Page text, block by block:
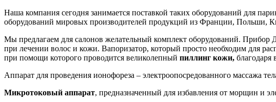
Наша компания сегодня занимается поставкой таких оборудований для
оборудований мировых производителей продукций из Франции, Польши,
Мы предлагаем для салонов желательный комплект оборудований. Прибор
при лечении волос и кожи. Вапоризатор, который просто необходим для
при помощи которого проводится великолепный пиллинг кожи,
Аппарат для проведения ионофореза – электроопосредованного массажа
Микротоковый аппарат, предназначенный для избавления от морщин и